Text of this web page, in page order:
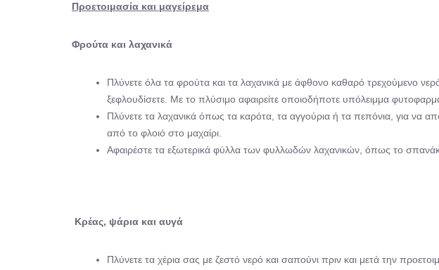
Προετοιμασία και μαγείρεμα
Φρούτα και λαχανικά
Πλύνετε όλα τα φρούτα και τα λαχανικά με άφθονο καθαρό τρεχούμενο
ξεφλουδίσετε. Με το πλύσιμο αφαιρείτε οποιοδήποτε υπόλειμμα
Πλύνετε τα λαχανικά όπως τα καρότα, τα αγγούρια ή τα πεπόνια, για να
από το φλοιό στο μαχαίρι.
Αφαιρέστε τα εξωτερικά φύλλα των φυλλωδών λαχανικών, όπως το
Kρέας, ψάρια και αυγά
Πλύνετε τα χέρια σας με ζεστό νερό και σαπούνι πριν και μετά την